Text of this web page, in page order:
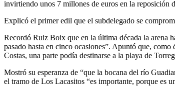
invirtiendo unos 7 millones de euros en la reposición
Explicó el primer edil que el subdelegado se
Recordó Ruiz Boix que en la última década la arena
pasado hasta en cinco ocasiones”. Apuntó que,
Costas, una parte podía destinarse a la playa de
Mostró su esperanza de “que la bocana del río
el tramo de Los Lacasitos “es importante, porque es